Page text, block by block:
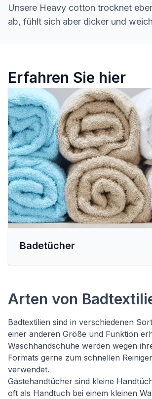
Unsere Heavy cotton trocknet
ab, fühlt sich aber dicker und
Hochwertige
Erfahren Sie hier
Badetücher
Arten von
Badtextilien sind in verschiedenen
einer anderen Größe und Funktion
Waschhandschuhe werden wegen
Formats gerne zum schnellen
verwendet.
Gästehandtücher sind kleine
oft als Handtuch bei einem kleinen